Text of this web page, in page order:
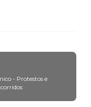
- Protestos e